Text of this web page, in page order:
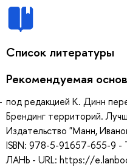
Список литературы
Рекомендуемая
под редакцией К. Динн
Брендинг территорий.
Издательство "Манн,
ISBN: 978-5-91657-655-9
ЛАНЬ - URL: https://